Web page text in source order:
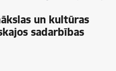
un kultūras
sadarbības